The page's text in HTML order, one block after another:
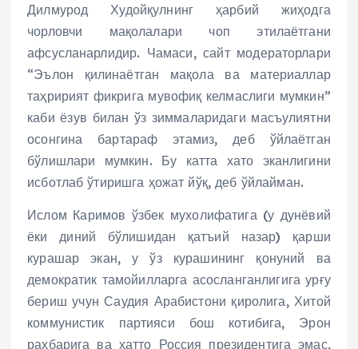
Дилмурод Худойқулнинг ҳарбий жиҳодга
чорловчи мақолалари чоп этилаётгани
афсусланарлидир. Чамаси, сайт модераторлари
“Эълон қилинаётган мақола ва материаллар
таҳририят фикрига мувофиқ келмаслиги мумкин”
каби ёзув билан ўз зиммаларидаги масъулиятни
осонгина бартараф этамиз, деб ўйлаётган
бўлишлари мумкин. Бу катта хато эканлигини
исботлаб ўтиришга ҳожат йўқ, деб ўйлайман.
Ислом Каримов ўзбек мухолифатига (у дунёвий
ёки диний бўлишидан қатъий назар) қарши
курашар экан, у ўз курашининг қонуний ва
демократик тамойилларга асосланганлигига урғу
бериш учун Саудия Арабистони қиролига, Хитой
коммунистик партияси бош котибига, Эрон
раҳбарига ва ҳатто Россия президентига эмас,